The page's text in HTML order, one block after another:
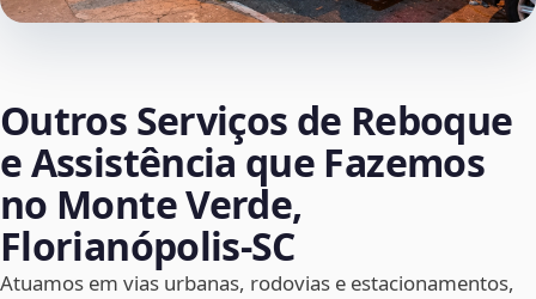
Outros Serviços de Reboque
e Assistência que Fazemos
no Monte Verde,
Florianópolis‑SC
Atuamos em vias urbanas, rodovias e estacionamentos,